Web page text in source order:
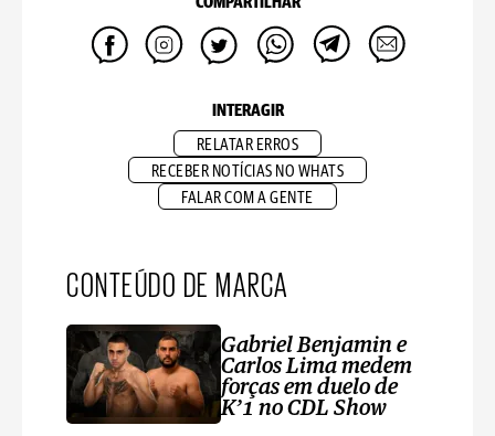
INTERAGIR
RELATAR ERROS
RECEBER NOTÍCIAS NO WHATS
FALAR COM A GENTE
CONTEÚDO DE MARCA
Gabriel Benjamin e
Carlos Lima medem
forças em duelo de
K’1 no CDL Show